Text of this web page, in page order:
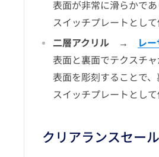
表面が非常に滑らかで
スイッチプレートとし
二層アクリル →
レ
表面と裏面でテクスチャ
表面を彫刻することで、
スイッチプレートとし
クリアランスセール